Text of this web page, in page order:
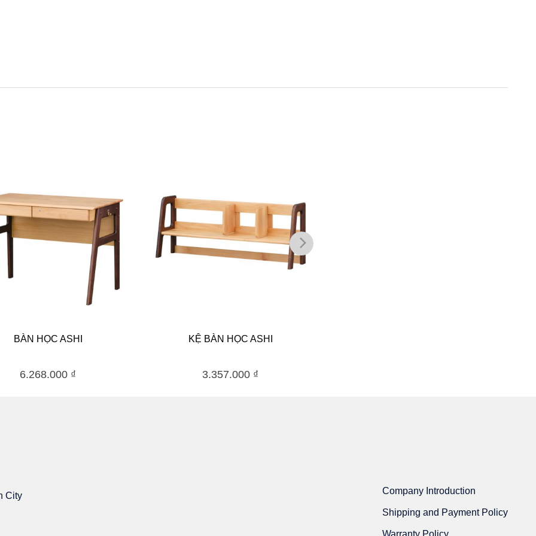
BÀN HỌC ASHI
6.268.000 ₫
KỆ BÀN HỌC ASHI
3.357.000 ₫
City Company Introduction
Shipping and Payment Policy
Warranty Policy